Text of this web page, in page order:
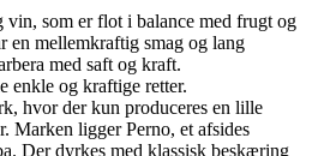
som er flot i balance med frugt og
en mellemkraftig smag og lang
med saft og kraft.
enkle og kraftige retter.
hvor der kun produceres en lille
Marken ligger Perno, et afsides
Der dyrkes med klassisk beskæring